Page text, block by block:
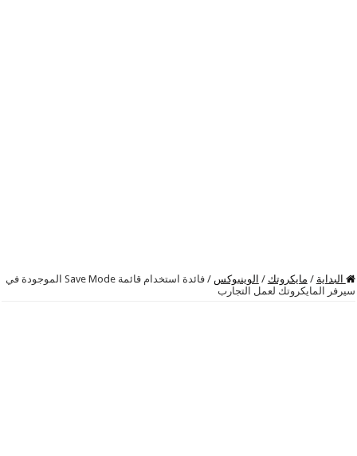
البداية / مايكروتك / الوينبوكس /
فائدة استخدام قائمة Save Mode الموجودة في
سيرفر المايكروتك لعمل التجارب